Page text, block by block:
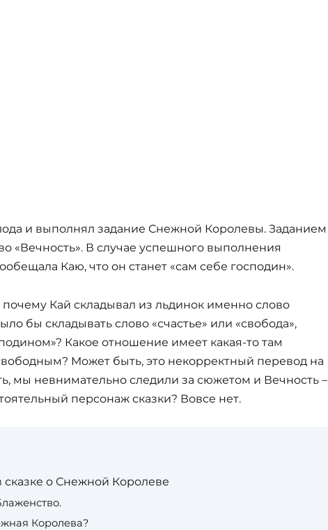
и выполнял задание Снежной Королевы. Заданием
«Вечность». В случае успешного выполнения
Каю, что он станет «сам себе господин».
Кай складывал из льдинок именно слово
бы складывать слово «счастье» или «свобода»,
Какое отношение имеет какая-то там
Может быть, это некорректный перевод на
мы невнимательно следили за сюжетом и Вечность –
персонаж сказки? Вовсе нет.
сказке о Снежной Королеве
Королева?